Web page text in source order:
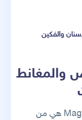
والفكين
والمغانط
إن النوابض Springs والمغانط Magnets هي من